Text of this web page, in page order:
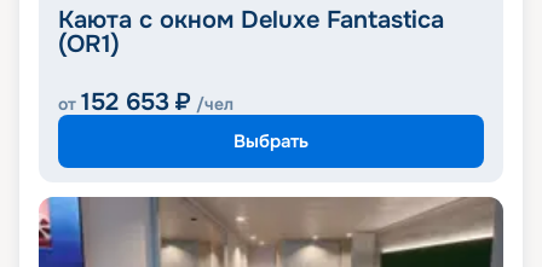
Каюта с окном Deluxe Fantastica
(OR1)
от 152 653 ₽ /чел
Выбрать